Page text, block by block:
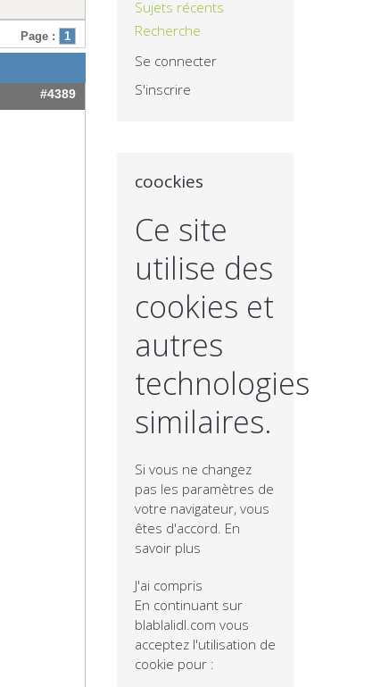
Page : 1
#4389
Sujets récents
Recherche
Se connecter
S'inscrire
coockies
Ce site
utilise des
cookies et
autres
technologies
similaires.
Si vous ne changez
pas les paramètres de
votre navigateur, vous
êtes d'accord. En
savoir plus
J'ai compris
En continuant sur
blablalidl.com vous
acceptez l'utilisation de
cookie pour :